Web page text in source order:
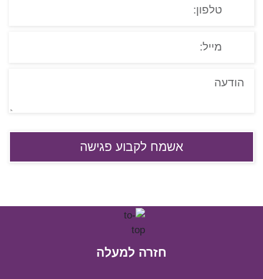
חזרה למעלה